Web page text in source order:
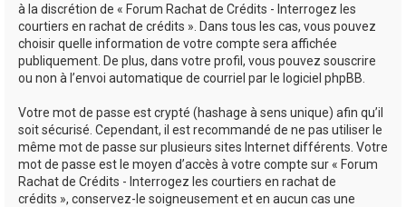
à la discrétion de « Forum Rachat de Crédits - Interrogez les
courtiers en rachat de crédits ». Dans tous les cas, vous pouvez
choisir quelle information de votre compte sera affichée
publiquement. De plus, dans votre profil, vous pouvez souscrire
ou non à l’envoi automatique de courriel par le logiciel phpBB.
Votre mot de passe est crypté (hashage à sens unique) afin qu’il
soit sécurisé. Cependant, il est recommandé de ne pas utiliser le
même mot de passe sur plusieurs sites Internet différents. Votre
mot de passe est le moyen d’accès à votre compte sur « Forum
Rachat de Crédits - Interrogez les courtiers en rachat de
crédits », conservez-le soigneusement et en aucun cas une